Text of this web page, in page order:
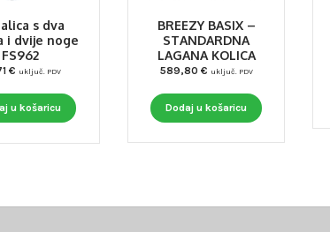
s dva
i dvije noge
FS962
€ uključ. PDV
u košaricu
BREEZY BASIX –
STANDARDNA
LAGANA KOLICA
589,80 € uključ. PDV
Dodaj u košaricu